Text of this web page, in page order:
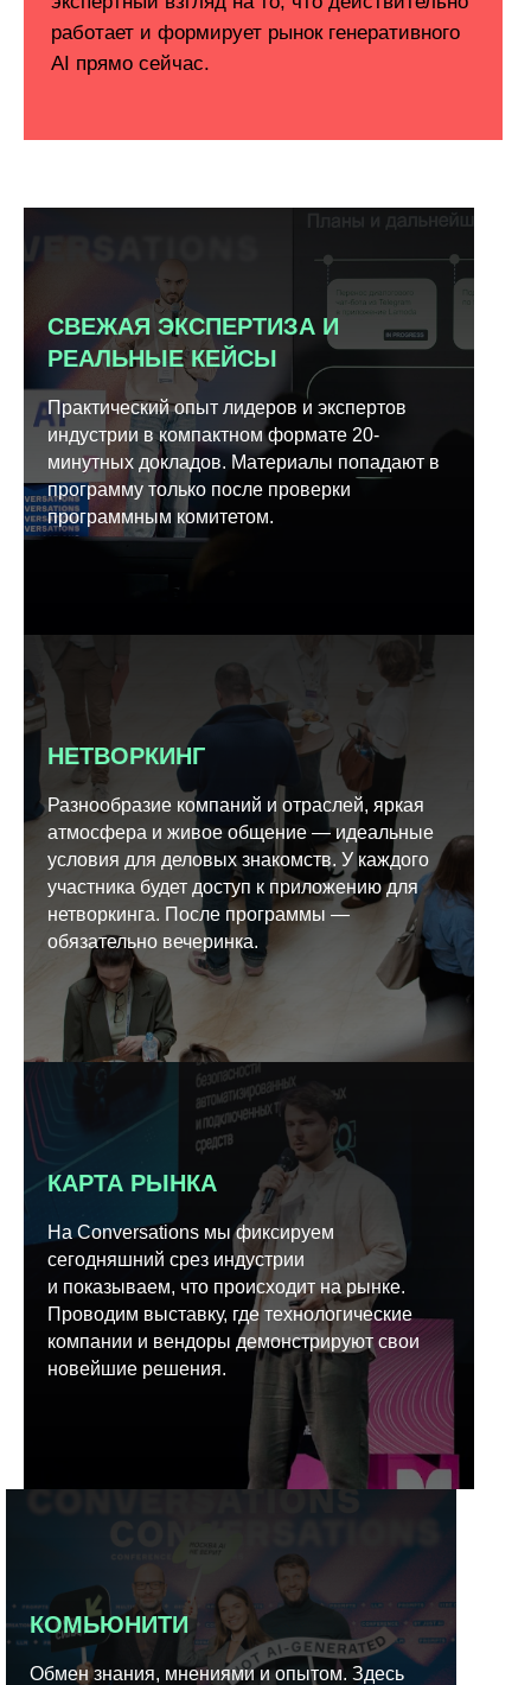
СВЕЖАЯ ЭКСПЕРТИЗА И
РЕАЛЬНЫЕ КЕЙСЫ
Практический опыт лидеров и экспертов
индустрии в компактном формате 20-
минутных докладов. Материалы попадают в
программу только после проверки
программным комитетом.
НЕТВОРКИНГ
Разнообразие компаний и отраслей, яркая
атмосфера и живое общение — идеальные
условия для деловых знакомств. У каждого
участника будет доступ к приложению для
нетворкинга. После программы —
обязательно вечеринка.
КАРТА РЫНКА
На Conversations мы фиксируем
сегодняшний срез индустрии
и показываем, что происходит на рынке.
Проводим выставку, где технологические
компании и вендоры демонстрируют свои
новейшие решения.
КОМЬЮНИТИ
Обмен знания, мнениями и опытом. Здесь